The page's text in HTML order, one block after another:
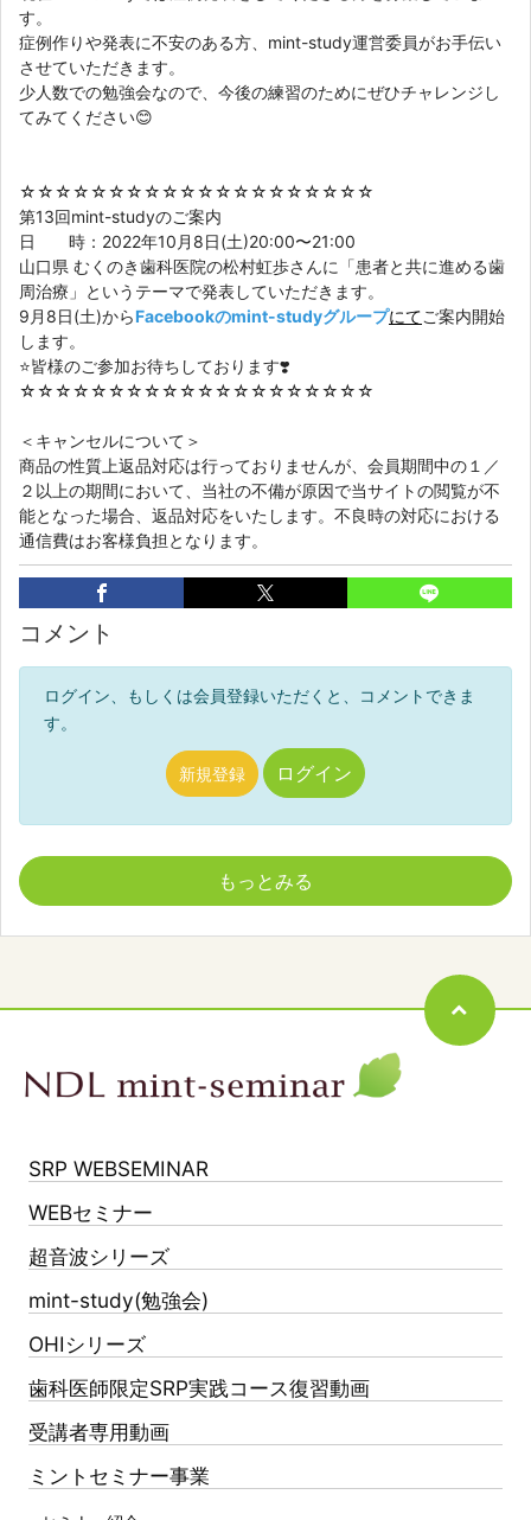
す。
症例作りや発表に不安のある方、mint-study運営委員がお手伝い
させていただきます。
少人数での勉強会なので、今後の練習のためにぜひチャレンジし
てみてください😊
☆☆☆☆☆☆☆☆☆☆☆☆☆☆☆☆☆☆☆☆
第13回mint-studyのご案内
日　　時：2022年10月8日(土)20:00〜21:00
山口県 むくのき歯科医院の松村虹歩さんに「患者と共に進める歯
周治療」というテーマで発表していただきます。
9月8日(土)からFacebookのmint-studyグループにてご案内開始
します。
⭐️皆様のご参加お待ちしております❣️
☆☆☆☆☆☆☆☆☆☆☆☆☆☆☆☆☆☆☆☆
＜キャンセルについて＞
商品の性質上返品対応は行っておりませんが、会員期間中の１／
２以上の期間において、当社の不備が原因で当サイトの閲覧が不
能となった場合、返品対応をいたします。不良時の対応における
通信費はお客様負担となります。
コメント
ログイン、もしくは会員登録いただくと、コメントできま
す。
新規登録 ログイン
もっとみる
SRP WEBSEMINAR
WEBセミナー
超音波シリーズ
mint-study(勉強会)
OHIシリーズ
歯科医師限定SRP実践コース復習動画
受講者専用動画
ミントセミナー事業